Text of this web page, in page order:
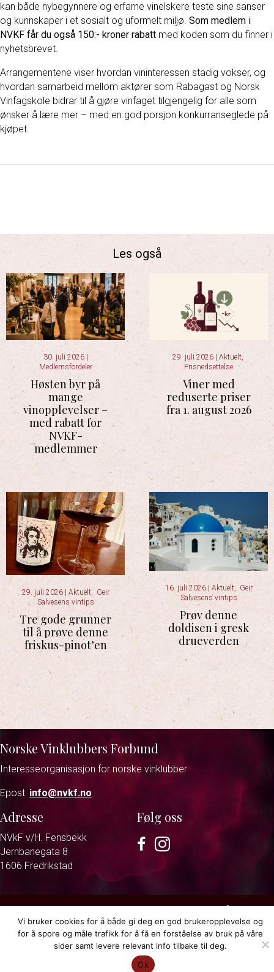
kan både nybegynnere og erfarne vinelskere teste sine sanser
og kunnskaper i et sosialt og uformelt miljø. Som medlem i
NVKF får du også 150:- kroner rabatt med koden som du finner i
nyhetsbrevet.
Arrangementene viser hvordan vininteressen stadig vokser, og
hvordan samarbeid mellom aktører som Rabagast og Norsk
Vinfagskole bidrar til å gjøre vinfaget tilgjengelig for alle som
ønsker å lære mer – med en god porsjon konkurranseglede på
kjøpet.
Les også
30. juli 2026
Medlemsfordeler
Høsten byr på
mange
vinopplevelser –
med rabatt for
NVKF-
medlemmer
29. juli 2026 Aktuelt,
Prisnedsettelse
Viner med
reduserte priser
fra 1. august 2026
29. juli 2026 Aktuelt, Geir
Salvesens vintips
Tre gode grunner
til å prøve denne
friskus-pinot’en
16. juli 2026 Aktuelt, Geir
Salvesens vintips
Prøv denne
doldisen i gresk
drueverden
Norske Vinklubbers Forbund
Interesseorganisasjon for norske vinklubber
Epost: info@nvkf.no
Adresse
NVkF v/H. Fensbekk
Jernbanegata 8
1606 Fredrikstad
Følg oss
Facebook
Instagram
Strand & Lund
Vi bruker cookies for å både gi deg en god brukeropplevelse og
for å spore og måle trafikk for å få en forståelse av bruk på våre
sider samt levere relevant info tilbake til deg.
Ok